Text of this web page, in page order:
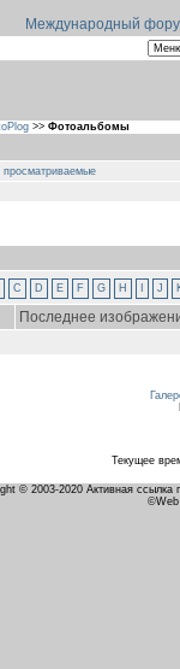
Международный
>> Фотоальбомы
C D E F G H J
Последнее
Текущее
© 2003-2020 Активная ссылка